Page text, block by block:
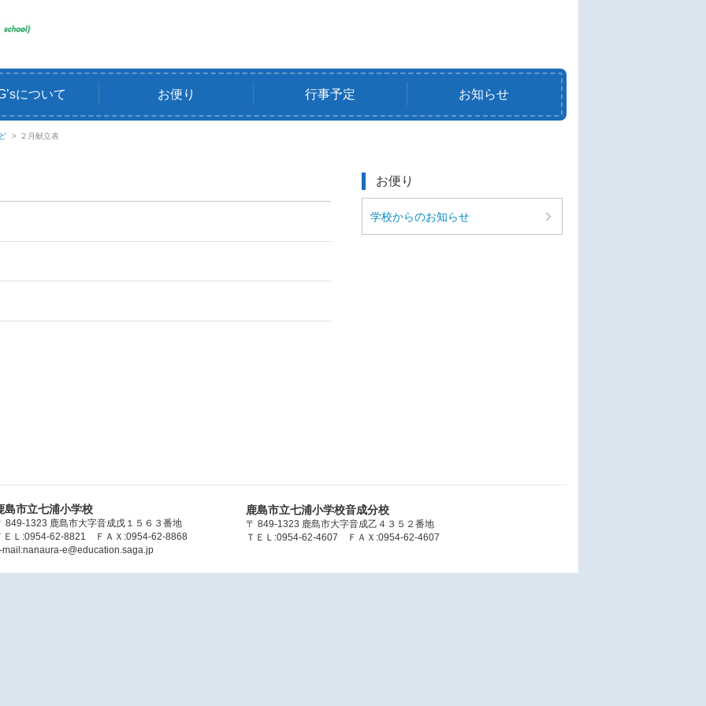
について お便り 行事予定 お知らせ
> ２月献立表
お便り
学校からのお知らせ
島市立七浦小学校
849-1323 鹿島市大字音成戊１５６３番地
ＥＬ:0954-62-8821 ＦＡＸ:0954-62-8868
mail:nanaura-e@education.saga.jp
鹿島市立七浦小学校音成分校
〒 849-1323 鹿島市大字音成乙４３５２番地
ＴＥＬ:0954-62-4607 ＦＡＸ:0954-62-4607